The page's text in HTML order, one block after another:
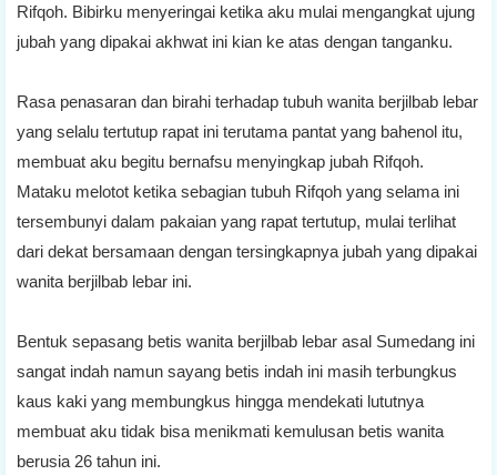
Rifqoh. Bibirku menyeringai ketika aku mulai mengangkat ujung
jubah yang dipakai akhwat ini kian ke atas dengan tanganku.
Rasa penasaran dan birahi terhadap tubuh wanita berjilbab lebar
yang selalu tertutup rapat ini terutama pantat yang bahenol itu,
membuat aku begitu bernafsu menyingkap jubah Rifqoh.
Mataku melotot ketika sebagian tubuh Rifqoh yang selama ini
tersembunyi dalam pakaian yang rapat tertutup, mulai terlihat
dari dekat bersamaan dengan tersingkapnya jubah yang dipakai
wanita berjilbab lebar ini.
Bentuk sepasang betis wanita berjilbab lebar asal Sumedang ini
sangat indah namun sayang betis indah ini masih terbungkus
kaus kaki yang membungkus hingga mendekati lututnya
membuat aku tidak bisa menikmati kemulusan betis wanita
berusia 26 tahun ini.